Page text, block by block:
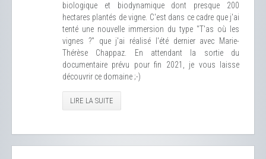
biologique et biodynamique dont presque 200
hectares plantés de vigne. C'est dans ce cadre que j'ai
tenté une nouvelle immersion du type "T'as où les
vignes ?" que j'ai réalisé l'été dernier avec Marie-
Thérèse Chappaz. En attendant la sortie du
documentaire prévu pour fin 2021, je vous laisse
découvrir ce domaine ;-)
LIRE LA SUITE